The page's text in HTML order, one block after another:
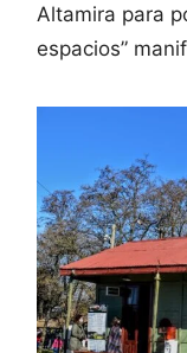
Altamira para
espacios”